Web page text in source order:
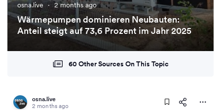
osna.live · 2 months ago
Wärmepumpen dominieren Neubauten:
Anteil steigt auf 73,6 Prozent im Jahr 2025
60 Other Sources On This Topic
osna.live
2 months ago